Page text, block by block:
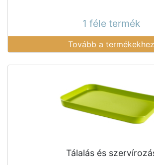
1 féle termék
Tovább a termékekhez
Tálalás és